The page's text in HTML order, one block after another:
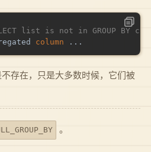
list is not in GROUP BY
column . . .
存在，只是大多数时候，它们被
。